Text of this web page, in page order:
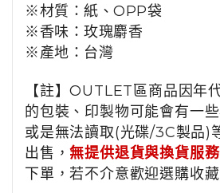
※材質： 紙、 OPP袋
※香味： 玫瑰麝香
※產地： 台灣
【註】OUTLET區商品因年
的包裝、印製物可能會有一
或是無法讀取(光碟/3C製品)
出售，無提供退貨與換貨服務
下單，若不介意歡迎選購收藏